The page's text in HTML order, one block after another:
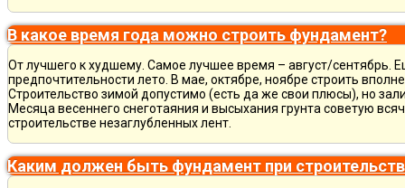
В какое время года можно строить фундамент?
От лучшего к худшему. Самое лучшее время – август/сентябрь.
предпочтительности лето. В мае, октябре, ноябре строить
Строительство зимой допустимо (есть да же свои плюсы), но
Месяца весеннего снеготаяния и высыхания грунта советую
строительстве незаглубленных лент.
Каким должен быть фундамент при